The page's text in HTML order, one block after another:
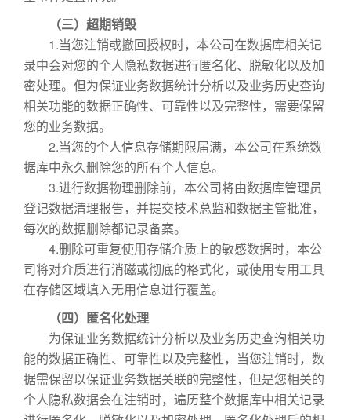
（三）超期销毁
1.当您注销或撤回授权时，本公司在数据库相关记
录中会对您的个人隐私数据进行匿名化、脱敏化以及加
密处理。但为保证业务数据统计分析以及业务历史查询
相关功能的数据正确性、可靠性以及完整性，需要保留
您的业务数据。
2.当您的个人信息存储期限届满，本公司在系统数
据库中永久删除您的所有个人信息。
3.进行数据物理删除前，本公司将由数据库管理员
登记数据清理报告，并提交技术总监和数据主管批准，
每次的数据删除都记录备案。
4.删除可重复使用存储介质上的敏感数据时，本公
司将对介质进行消磁或彻底的格式化，或使用专用工具
在存储区域填入无用信息进行覆盖。
（四）匿名化处理
为保证业务数据统计分析以及业务历史查询相关功
能的数据正确性、可靠性以及完整性，当您注销时，数
据需保留以保证业务数据关联的完整性，但是您相关的
个人隐私数据会在注销时，遍历整个数据库中相关记录